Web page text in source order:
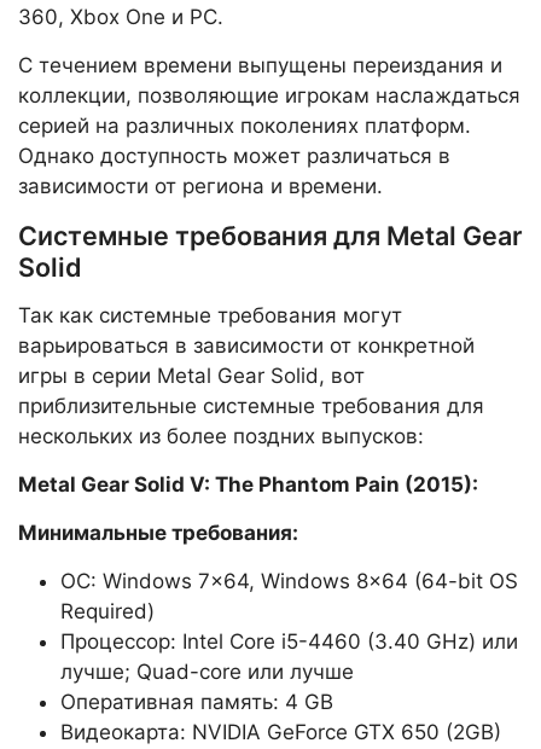
360, Xbox One и PC.
С течением времени выпущены переиздания и
коллекции, позволяющие игрокам наслаждаться
серией на различных поколениях платформ.
Однако доступность может различаться в
зависимости от региона и времени.
Системные требования для Metal Gear
Solid
Так как системные требования могут
варьироваться в зависимости от конкретной
игры в серии Metal Gear Solid, вот
приблизительные системные требования для
нескольких из более поздних выпусков:
Metal Gear Solid V: The Phantom Pain (2015):
Минимальные требования:
ОС: Windows 7×64, Windows 8×64 (64-bit OS
Required)
Процессор: Intel Core i5-4460 (3.40 GHz) или
лучше; Quad-core или лучше
Оперативная память: 4 GB
Видеокарта: NVIDIA GeForce GTX 650 (2GB)